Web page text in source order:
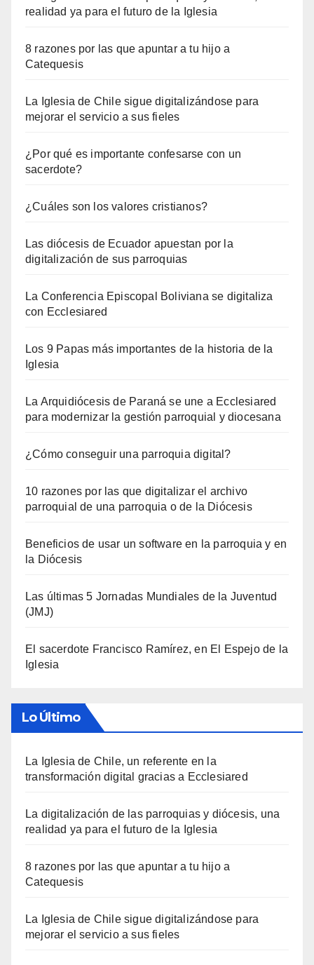
realidad ya para el futuro de la Iglesia
8 razones por las que apuntar a tu hijo a
Catequesis
La Iglesia de Chile sigue digitalizándose para
mejorar el servicio a sus fieles
¿Por qué es importante confesarse con un
sacerdote?
¿Cuáles son los valores cristianos?
Las diócesis de Ecuador apuestan por la
digitalización de sus parroquias
La Conferencia Episcopal Boliviana se digitaliza
con Ecclesiared
Los 9 Papas más importantes de la historia de la
Iglesia
La Arquidiócesis de Paraná se une a Ecclesiared
para modernizar la gestión parroquial y diocesana
¿Cómo conseguir una parroquia digital?
10 razones por las que digitalizar el archivo
parroquial de una parroquia o de la Diócesis
Beneficios de usar un software en la parroquia y en
la Diócesis
Las últimas 5 Jornadas Mundiales de la Juventud
(JMJ)
El sacerdote Francisco Ramírez, en El Espejo de la
Iglesia
Lo Último
La Iglesia de Chile, un referente en la
transformación digital gracias a Ecclesiared
La digitalización de las parroquias y diócesis, una
realidad ya para el futuro de la Iglesia
8 razones por las que apuntar a tu hijo a
Catequesis
La Iglesia de Chile sigue digitalizándose para
mejorar el servicio a sus fieles